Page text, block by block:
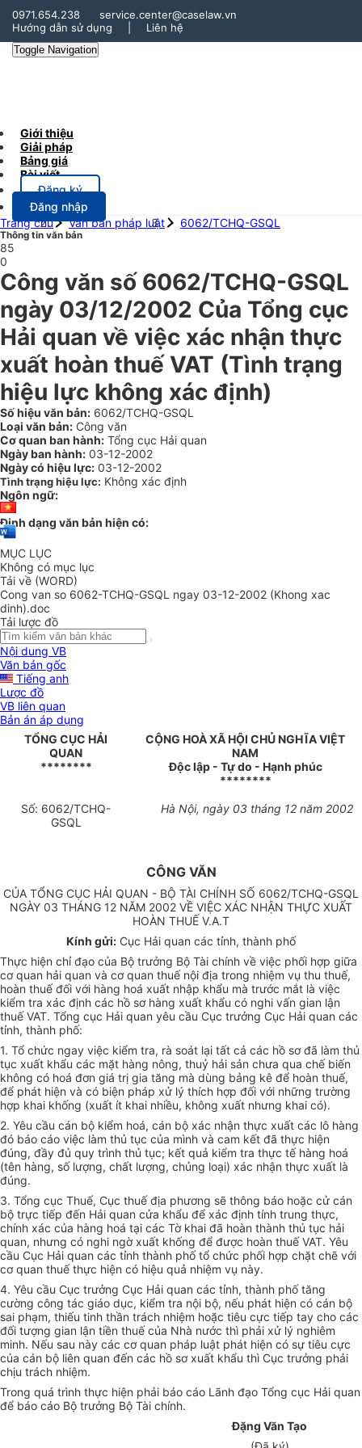
0971.654.238
service.center@caselaw.vn
Hướng dẫn sử dụng
Liên hệ
Toggle Navigation
Giới thiệu
Giải pháp
Bảng giá
Bài viết
Đăng ký
Đăng nhập
Trang chủ
Văn bản pháp luật 6062/TCHQ-GSQL
Thông tin văn bản
85
0
Công văn số 6062/TCHQ-GSQL
ngày 03/12/2002 Của Tổng cục
Hải quan về việc xác nhận thực
xuất hoàn thuế VAT (Tình trạng
hiệu lực không xác định)
Số hiệu văn bản: 6062/TCHQ-GSQL
Loại văn bản: Công văn
Cơ quan ban hành: Tổng cục Hải quan
Ngày ban hành: 03-12-2002
Ngày có hiệu lực: 03-12-2002
Tình trạng hiệu lực: Không xác định
Ngôn ngữ:
Định dạng văn bản hiện có:
MỤC LỤC
Không có mục lục
Tải về (WORD)
Cong van so 6062-TCHQ-GSQL ngay 03-12-2002 (Khong xac
dinh).doc
Tải lược đồ
Nội dung VB
Văn bản gốc
Tiếng anh
Lược đồ
VB liên quan
Bản án áp dụng
TỔNG CỤC HẢI
QUAN
********
CỘNG HOÀ XÃ HỘI CHỦ NGHĨA VIỆT
NAM
Độc lập - Tự do - Hạnh phúc
********
Số: 6062/TCHQ-
GSQL
Hà Nội, ngày 03 tháng 12 năm 2002
CÔNG VĂN
CỦA TỔNG CỤC HẢI QUAN - BỘ TÀI CHÍNH SỐ 6062/TCHQ-GSQL
NGÀY 03 THÁNG 12 NĂM 2002 VỀ VIỆC XÁC NHẬN THỰC XUẤT
HOÀN THUẾ V.A.T
Kính gửi: Cục Hải quan các tỉnh, thành phố
Thực hiện chỉ đạo của Bộ trưởng Bộ Tài chính về việc phối hợp giữa
cơ quan hải quan và cơ quan thuế nội địa trong nhiệm vụ thu thuế,
hoàn thuế đối với hàng hoá xuất nhập khẩu mà trước mắt là việc
kiểm tra xác định các hồ sơ hàng xuất khẩu có nghi vấn gian lận
thuế VAT. Tổng cục Hải quan yêu cầu Cục trưởng Cục Hải quan các
tỉnh, thành phố:
1. Tổ chức ngay việc kiểm tra, rà soát lại tất cả các hồ sơ đã làm thủ
tục xuất khẩu các mặt hàng nông, thuỷ hải sản chưa qua chế biến
không có hoá đơn giá trị gia tăng mà dùng bảng kê để hoàn thuế,
để phát hiện và có biện pháp xử lý thích hợp đối với những trường
hợp khai khống (xuất ít khai nhiều, không xuất nhưng khai có).
2. Yêu cầu cán bộ kiểm hoá, cán bộ xác nhận thực xuất các lô hàng
đó báo cáo việc làm thủ tục của mình và cam kết đã thực hiện
đúng, đầy đủ quy trình thủ tục; kết quả kiểm tra thực tế hàng hoá
(tên hàng, số lượng, chất lượng, chủng loại) xác nhận thực xuất là
đúng.
3. Tổng cục Thuế, Cục thuế địa phương sẽ thông báo hoặc cử cán
bộ trực tiếp đến Hải quan cửa khẩu để xác định tính trung thực,
chính xác của hàng hoá tại các Tờ khai đã hoàn thành thủ tục hải
quan, nhưng có nghi ngờ xuất khống để được hoàn thuế VAT. Yêu
cầu Cục Hải quan các tỉnh thành phố tổ chức phối hợp chặt chẽ với
cơ quan thuế thực hiện có hiệu quả nhiệm vụ này.
4. Yêu cầu Cục trưởng Cục Hải quan các tỉnh, thành phố tăng
cường công tác giáo dục, kiểm tra nội bộ, nếu phát hiện có cán bộ
sai phạm, thiếu tinh thần trách nhiệm hoặc tiêu cực tiếp tay cho các
đối tượng gian lận tiền thuế của Nhà nước thì phải xử lý nghiêm
minh. Nếu sau này các cơ quan pháp luật phát hiện có sự tiêu cực
của cán bộ liên quan đến các hồ sơ xuất khẩu thì Cục trưởng phải
chịu trách nhiệm.
Trong quá trình thực hiện phải báo cáo Lãnh đạo Tổng cục Hải quan
để báo cáo Bộ trưởng Bộ Tài chính.
Đặng Văn Tạo